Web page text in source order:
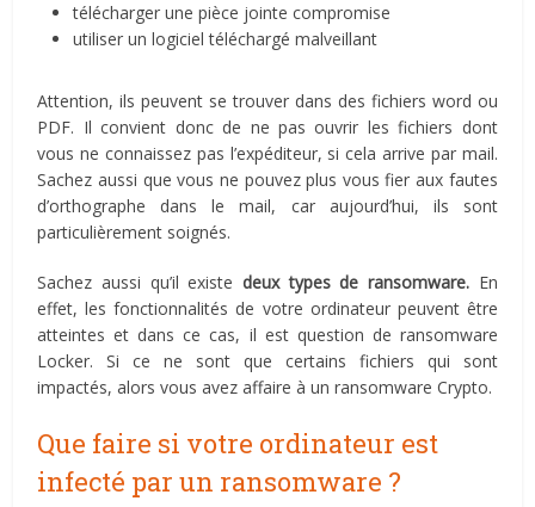
télécharger une pièce jointe compromise
utiliser un logiciel téléchargé malveillant
Attention, ils peuvent se trouver dans des fichiers word ou
PDF. Il convient donc de ne pas ouvrir les fichiers dont
vous ne connaissez pas l’expéditeur, si cela arrive par mail.
Sachez aussi que vous ne pouvez plus vous fier aux fautes
d’orthographe dans le mail, car aujourd’hui, ils sont
particulièrement soignés.
Sachez aussi qu’il existe deux types de ransomware. En
effet, les fonctionnalités de votre ordinateur peuvent être
atteintes et dans ce cas, il est question de ransomware
Locker. Si ce ne sont que certains fichiers qui sont
impactés, alors vous avez affaire à un ransomware Crypto.
Que faire si votre ordinateur est
infecté par un ransomware ?